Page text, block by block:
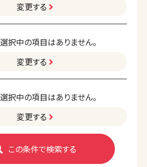
変更する
選択中の項目はありません。
変更する
選択中の項目はありません。
変更する
この条件で検索する